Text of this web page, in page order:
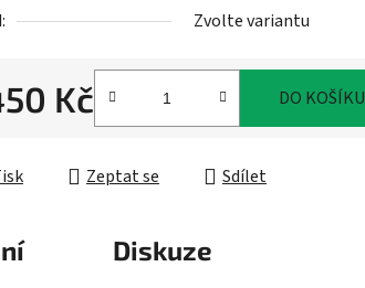
Zvolte variantu
Kč DO KOŠÍKU
Zeptat se Sdílet
Diskuze